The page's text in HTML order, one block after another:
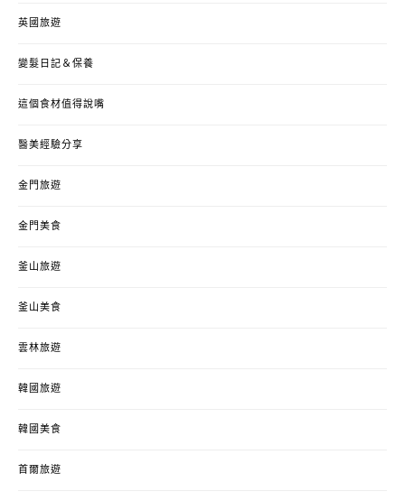
英國旅遊
變髮日記＆保養
這個食材值得說嘴
醫美經驗分享
金門旅遊
金門美食
釜山旅遊
釜山美食
雲林旅遊
韓國旅遊
韓國美食
首爾旅遊